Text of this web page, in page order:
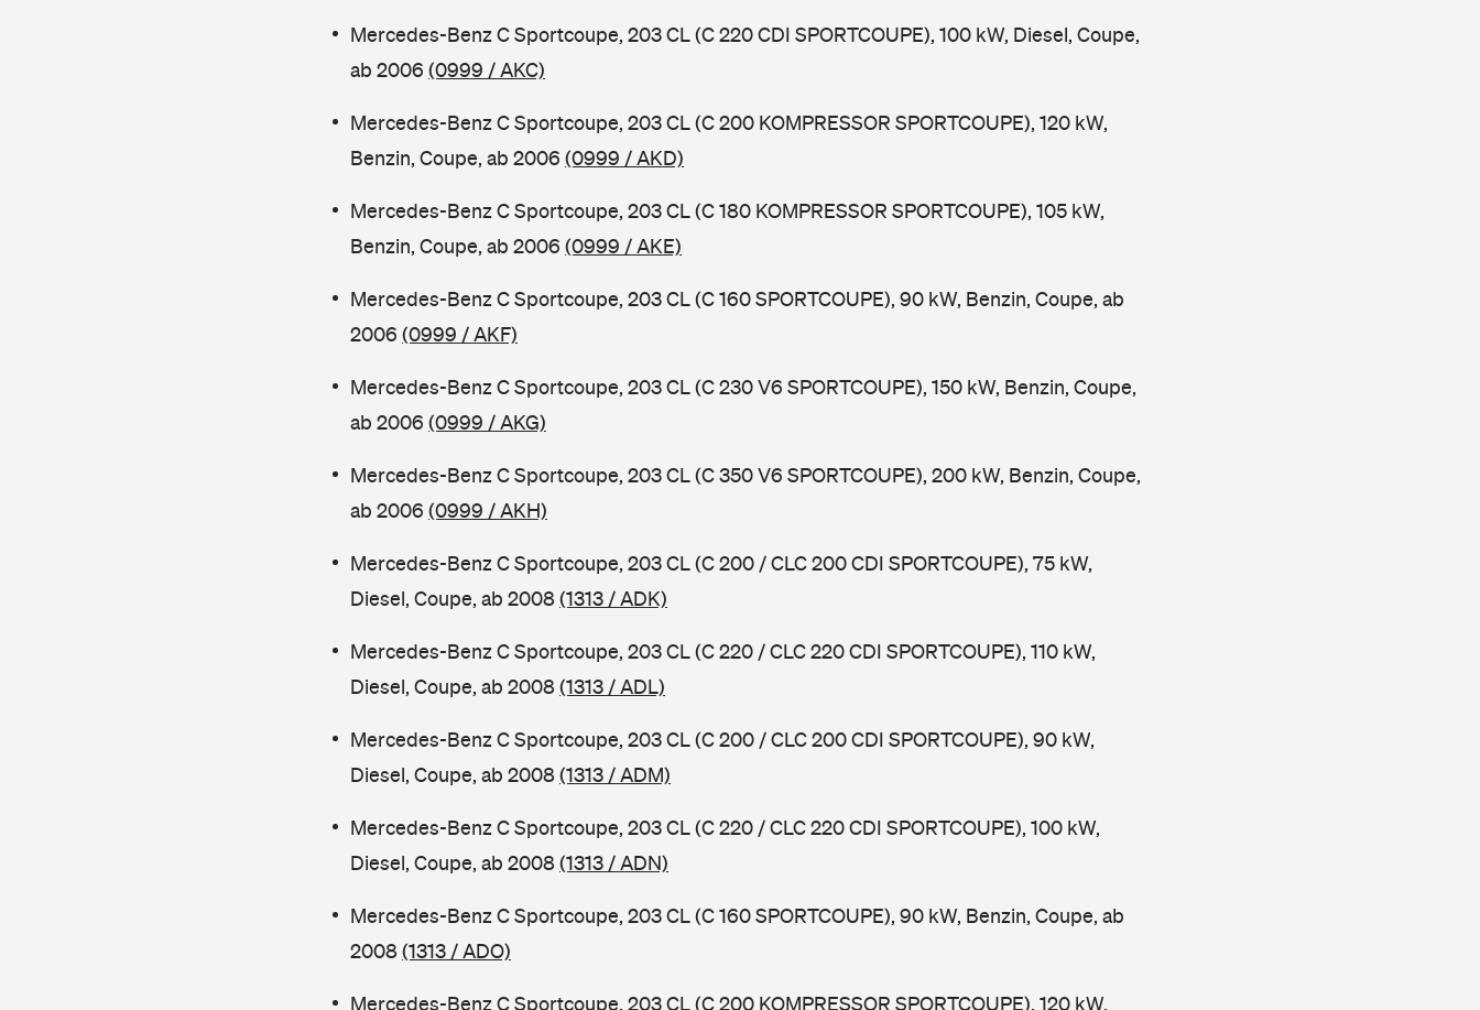
Mercedes-Benz C Sportcoupe, 203 CL (C 220 CDI SPORTCOUPE), 100 kW, Diesel, Coupe,
ab 2006 (0999 / AKC)
Mercedes-Benz C Sportcoupe, 203 CL (C 200 KOMPRESSOR SPORTCOUPE), 120 kW,
Benzin, Coupe, ab 2006 (0999 / AKD)
Mercedes-Benz C Sportcoupe, 203 CL (C 180 KOMPRESSOR SPORTCOUPE), 105 kW,
Benzin, Coupe, ab 2006 (0999 / AKE)
Mercedes-Benz C Sportcoupe, 203 CL (C 160 SPORTCOUPE), 90 kW, Benzin, Coupe, ab
2006 (0999 / AKF)
Mercedes-Benz C Sportcoupe, 203 CL (C 230 V6 SPORTCOUPE), 150 kW, Benzin, Coupe,
ab 2006 (0999 / AKG)
Mercedes-Benz C Sportcoupe, 203 CL (C 350 V6 SPORTCOUPE), 200 kW, Benzin, Coupe,
ab 2006 (0999 / AKH)
Mercedes-Benz C Sportcoupe, 203 CL (C 200 / CLC 200 CDI SPORTCOUPE), 75 kW,
Diesel, Coupe, ab 2008(1313 / ADK)
Mercedes-Benz C Sportcoupe, 203 CL (C 220 / CLC 220 CDI SPORTCOUPE), 110 kW,
Diesel, Coupe, ab 2008(1313 / ADL)
Mercedes-Benz C Sportcoupe, 203 CL (C 200 / CLC 200 CDI SPORTCOUPE), 90 kW,
Diesel, Coupe, ab 2008(1313 / ADM)
Mercedes-Benz C Sportcoupe, 203 CL (C 220 / CLC 220 CDI SPORTCOUPE), 100 kW,
Diesel, Coupe, ab 2008(1313 / ADN)
Mercedes-Benz C Sportcoupe, 203 CL (C 160 SPORTCOUPE), 90 kW, Benzin, Coupe, ab
2008(1313 / ADO)
Mercedes-Benz C Sportcoupe, 203 CL (C 200 KOMPRESSOR SPORTCOUPE), 120 kW,